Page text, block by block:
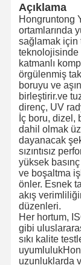
Açıklama
Hongruntong
ortamlarında
sağlamak için
teknolojisinde
katmanlı
örgülenmiş
boruyu ve
birleştirir.ve
direnç, UV
İç boru, dizel,
dahil olmak
dayanacak
sızıntısız
yüksek
ve boşaltma
önler. Esnek
akış
düzenleri.
Her hortum,
gibi
sıkı kalite
uzunluklarda